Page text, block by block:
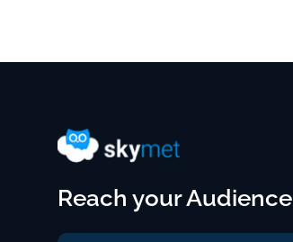
Reach your Audience